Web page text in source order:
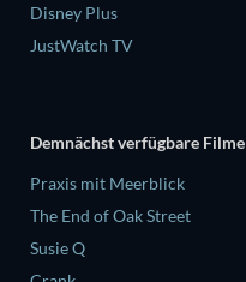
Disney Plus
JustWatch TV
Demnächst verfügbare Filme
Praxis mit Meerblick
The End of Oak Street
Susie Q